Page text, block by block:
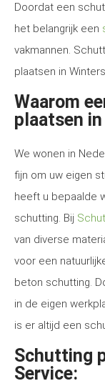
Doordat een
het belangrijk een
vakmannen.
plaatsen in
Waarom
plaatsen
We wonen in
fijn om uw eigen
heeft u bepaalde
schutting. Bij
van diverse
voor een
beton schutting.
in de eigen
is er altijd een
Schutting
Service: